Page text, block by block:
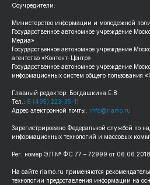
Соучредители:
Министерство информации и молодежной
Государственное автономное учреждение
Медиа»
Государственное автономное учреждение
агентство «Контент-Центр»
Государственное автономное учреждение
информационных систем общего пользования
Главный редактор: Богдашкина Е.В.
Тел.: 8 (495) 223-35-11
Адрес электронной почты: info@riamo.ru
Зарегистрировано Федеральной службой по
информационных технологий и массовых
Рег. номер ЭЛ № ФС 77 – 72999 от 06.06.2018
На сайте riamo.ru применяются
технологии предоставления информации на